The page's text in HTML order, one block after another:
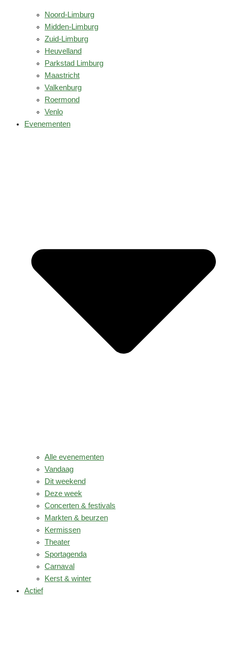
Noord-Limburg
Midden-Limburg
Zuid-Limburg
Heuvelland
Parkstad Limburg
Maastricht
Valkenburg
Roermond
Venlo
Evenementen
Alle evenementen
Vandaag
Dit weekend
Deze week
Concerten & festivals
Markten & beurzen
Kermissen
Theater
Sportagenda
Carnaval
Kerst & winter
Actief